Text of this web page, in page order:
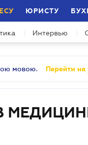
ЮРИСТУ
Интервью
мовою. Перейти на